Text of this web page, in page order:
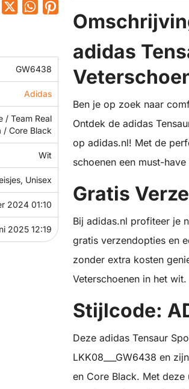
GW6438
Adidas
/ Team Real
/ Core Black
Wit
Unisex
2024 01:10
2025 12:19
adidas
Ben je op zoek naar
Ontdek de adidas
op adidas.nl! Met de
schoenen een must-
Gratis
Bij adidas.nl profiteer je
gratis verzendopties en
zonder extra kosten
Veterschoenen in het wit.
Stijlcode:
Deze adidas Tensaur
LKK08___GW6438 en
en Core Black. Met